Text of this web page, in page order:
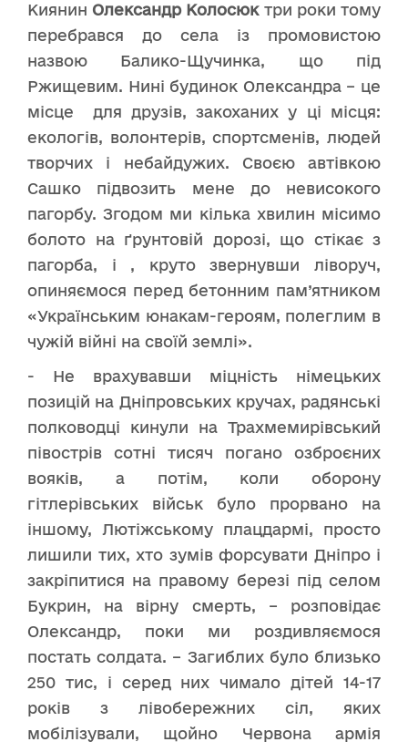
Киянин Олександр Колосюктри роки тому
перебрався до села із промовистою
назвою Балико-Щучинка, що під
Ржищевим. Нині будинок Олександра – це
місце для друзів, закоханих у ці місця:
екологів, волонтерів, спортсменів, людей
творчих і небайдужих. Своєю автівкою
Сашко підвозить мене до невисокого
пагорбу. Згодом ми кілька хвилин місимо
болото на ґрунтовій дорозі, що стікає з
пагорба, і , круто звернувши ліворуч,
опиняємося перед бетонним пам’ятником
«Українським юнакам-героям, полеглим в
чужій війні на своїй землі».
- Не врахувавши міцність німецьких
позицій на Дніпровських кручах, радянські
полководці кинули на Трахмемирівський
півострів сотні тисяч погано озброєних
вояків, а потім, коли оборону
гітлерівських військ було прорвано на
іншому, Лютіжському плацдармі, просто
лишили тих, хто зумів форсувати Дніпро і
закріпитися на правому березі під селом
Букрин, на вірну смерть, – розповідає
Олександр, поки ми роздивляємося
постать солдата. – Загиблих було близько
250 тис, і серед них чимало дітей 14-17
років з лівобережних сіл, яких
мобілізували, щойно Червона армія